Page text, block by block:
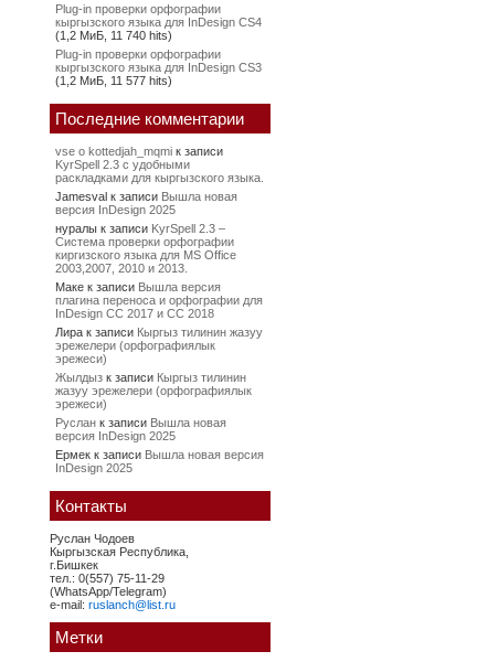
Plug-in проверки орфографии
кыргызского языка для InDesign CS4
(1,2 МиБ, 11 740 hits)
Plug-in проверки орфографии
кыргызского языка для InDesign CS3
(1,2 МиБ, 11 577 hits)
Последние комментарии
vse o kottedjah_mqmi к записи
KyrSpell 2.3 c удобными
раскладками для кыргызского языка.
Jamesval к записи Вышла новая
версия InDesign 2025
нуралы к записи KyrSpell 2.3 –
Система проверки орфографии
киргизского языка для MS Office
2003,2007, 2010 и 2013.
Маке к записи Вышла версия
плагина переноса и орфографии для
InDesign CC 2017 и CC 2018
Лира к записи Кыргыз тилинин жазуу
эрежелери (орфографиялык
эрежеси)
Жылдыз к записи Кыргыз тилинин
жазуу эрежелери (орфографиялык
эрежеси)
Руслан к записи Вышла новая
версия InDesign 2025
Ермек к записи Вышла новая версия
InDesign 2025
Контакты
Руслан Чодоев
Кыргызская Республика,
г.Бишкек
тел.: 0(557) 75-11-29
(WhatsApp/Telegram)
e-mail: ruslanch@list.ru
Метки